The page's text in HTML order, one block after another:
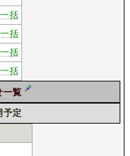
一括
一括
一括
一括
一覧
予定